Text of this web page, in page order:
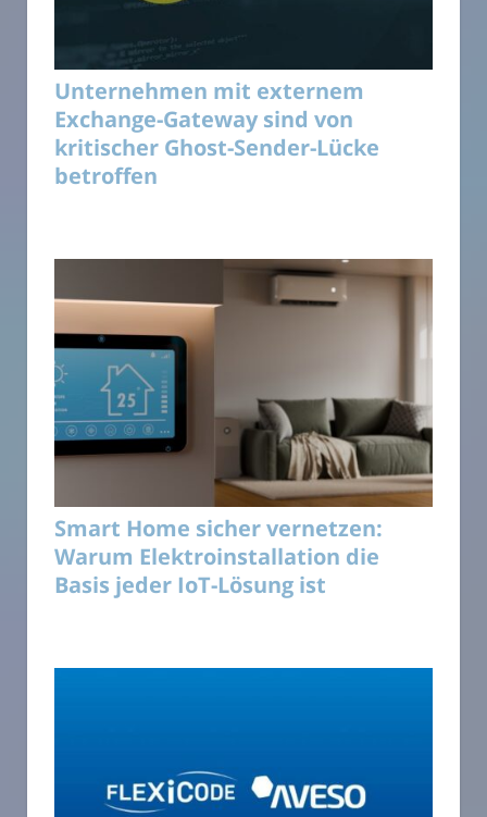
Unternehmen mit externem
Exchange-Gateway sind von
kritischer Ghost-Sender-Lücke
betroffen
Smart Home sicher vernetzen:
Warum Elektroinstallation die
Basis jeder IoT-Lösung ist